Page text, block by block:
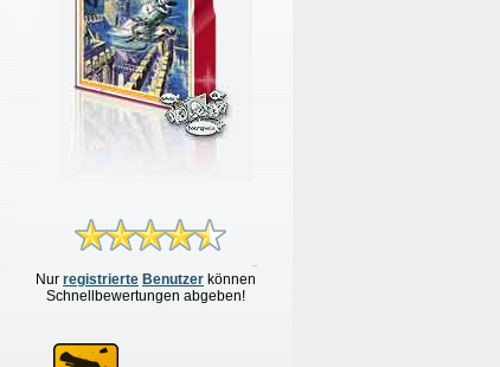
Nur registrierte Benutzer können
Schnellbewertungen abgeben!